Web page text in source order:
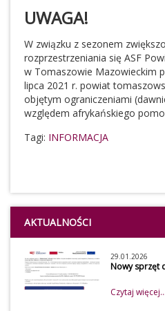
UWAGA!
W związku z sezonem
rozprzestrzeniania się ASF
w Tomaszowie Mazowieckim
lipca 2021 r. powiat
objętym ograniczeniami
względem afrykańskiego
Tagi: INFORMACJA
AKTUALNOŚCI
29.01.2026
Nowy sprzęt
Czytaj więcej...